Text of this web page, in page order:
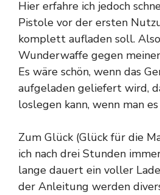
Hier erfahre ich jedoch
Pistole vor der ersten
komplett aufladen soll.
Wunderwaffe gegen
Es wäre schön, wenn das
aufgeladen geliefert wird,
loslegen kann, wenn man
Zum Glück (Glück für die
ich nach drei Stunden
lange dauert ein voller
der Anleitung werden